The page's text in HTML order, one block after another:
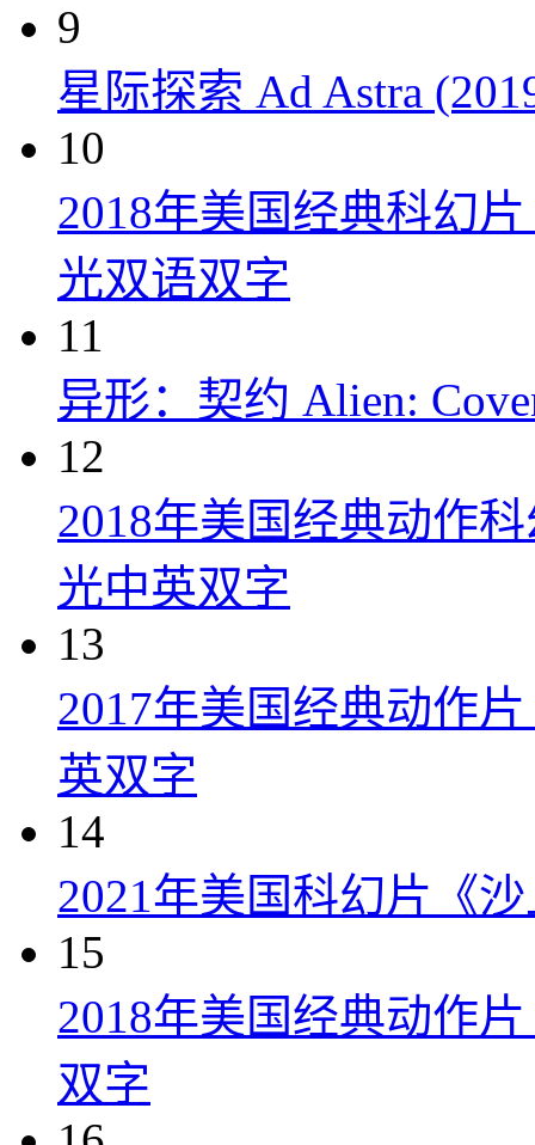
9
星际探索 Ad Astra
10
2018年美国经典科幻
光双语双字
11
异形：契约 Alien:
12
2018年美国经典动作
光中英双字
13
2017年美国经典动作
英双字
14
2021年美国科幻片《
15
2018年美国经典动作
双字